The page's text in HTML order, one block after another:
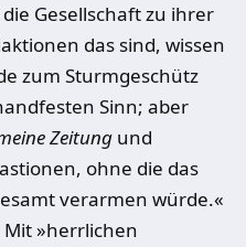
Gesellschaft zu ihrer
das sind, wissen
zum Sturmgeschütz
Sinn; aber
Zeitung und
ohne die das
verarmen würde.«
Mit »herrlichen